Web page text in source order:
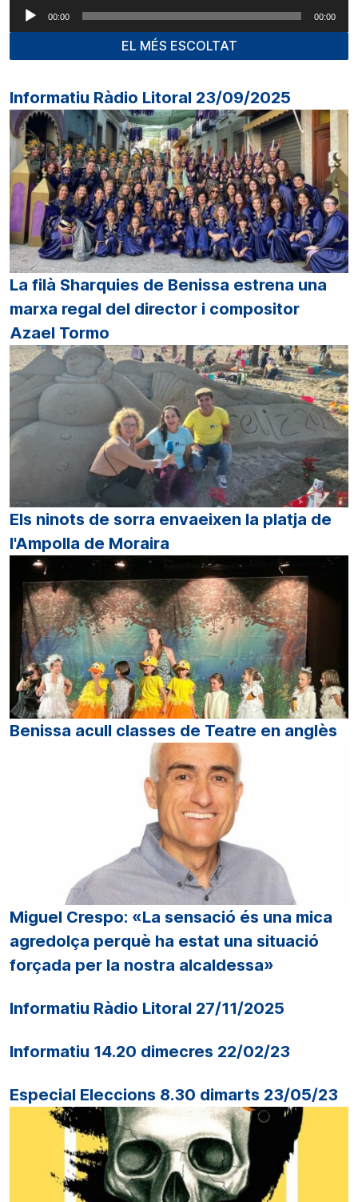
Reproductor
d'àudio
00:00 00:00
EL MÉS ESCOLTAT
Informatiu Ràdio Litoral 23/09/2025
La filà Sharquies de Benissa estrena una
marxa regal del director i compositor
Azael Tormo
Els ninots de sorra envaeixen la platja de
l'Ampolla de Moraira
Benissa acull classes de Teatre en anglès
Miguel Crespo: «La sensació és una mica
agredolça perquè ha estat una situació
forçada per la nostra alcaldessa»
Informatiu Ràdio Litoral 27/11/2025
Informatiu 14.20 dimecres 22/02/23
Especial Eleccions 8.30 dimarts 23/05/23